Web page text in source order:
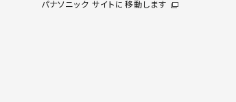
パナソニック サイトに移動します